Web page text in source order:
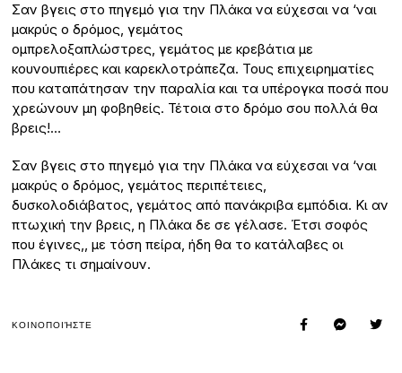
Σαν βγεις στο πηγεμό για την Πλάκα να εύχεσαι να ‘ναι
μακρύς ο δρόμος, γεμάτος
ομπρελοξαπλώστρες, γεμάτος με κρεβάτια με
κουνουπιέρες και καρεκλοτράπεζα. Τους επιχειρηματίες
που καταπάτησαν την παραλία και τα υπέρογκα ποσά που
χρεώνουν μη φοβηθείς. Τέτοια στο δρόμο σου πολλά θα
βρεις!…
Σαν βγεις στο πηγεμό για την Πλάκα να εύχεσαι να ‘ναι
μακρύς ο δρόμος, γεμάτος περιπέτειες,
δυσκολοδιάβατος, γεμάτος από πανάκριβα εμπόδια. Κι αν
πτωχική την βρεις, η Πλάκα δε σε γέλασε. Έτσι σοφός
που έγινες,, με τόση πείρα, ήδη θα το κατάλαβες οι
Πλάκες τι σημαίνουν.
ΚΟΙΝΟΠΟΙΉΣΤΕ